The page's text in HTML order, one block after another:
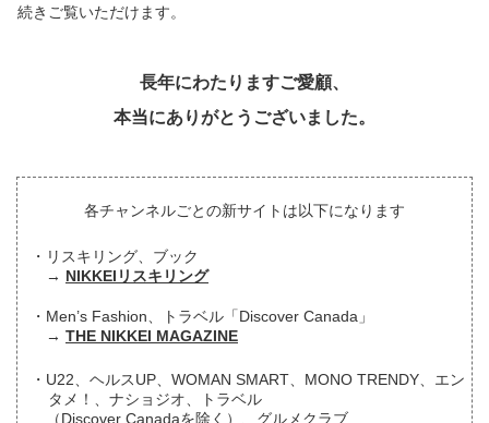
続きご覧いただけます。
長年にわたりますご愛顧、
本当にありがとうございました。
各チャンネルごとの新サイトは以下になります
リスキリング、ブック
NIKKEIリスキリング
Men’s Fashion、トラベル「Discover Canada」
THE NIKKEI MAGAZINE
U22、ヘルスUP、WOMAN SMART、MONO TRENDY、エン
タメ！、ナショジオ、トラベル
（Discover Canadaを除く）、グルメクラブ